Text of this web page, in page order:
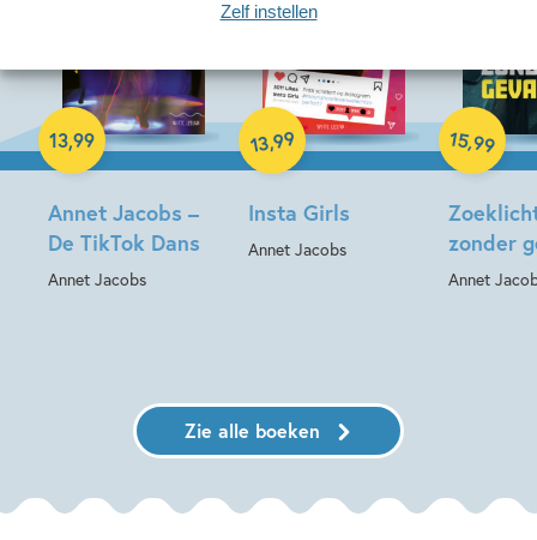
Zelf instellen
Annet Jacobs –
De TikTok Dans
Annet Jacobs
13,99
Hardcover
Insta Girls
Annet Jacobs
13,99
Hardcover
zonder
Annet
15,99
Hardcover
Zie alle boeken